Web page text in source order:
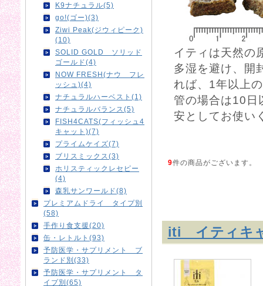
K9ナチュラル(5)
go!(ゴー)(3)
Ziwi Peak(ジウィピーク)
(10)
SOLID GOLD ソリッド
ゴールド(4)
NOW FRESH(ナウ フレ
ッシュ)(4)
ナチュラルハーベスト(1)
ナチュラルバランス(5)
FISH4CATS(フィッシュ4
キャット)(7)
プライムケイズ(7)
ブリスミックス(3)
ホリスティックレセピー
(4)
森乳サンワールド(8)
プレミアムドライ タイプ別
(58)
手作り食支援(20)
缶・レトルト(93)
予防医学・サプリメント ブ
ランド別(33)
予防医学・サプリメント タ
イプ別(65)
イティは天然の
多湿を避け、開
れば、1年以上
管の場合は10日
安としてお使い
9件の商品がございます。
iti イティキ